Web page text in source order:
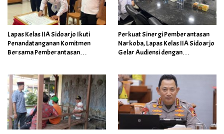
Lapas Kelas IIA Sidoarjo Ikuti
Penandatanganan Komitmen
Bersama Pemberantasan
Perkuat Sinergi Pemberantasan
Narkoba, Lapas Kelas IIA Sidoarjo
Gelar Audiensi dengan